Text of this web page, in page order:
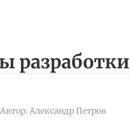
Автор: Александр Петров